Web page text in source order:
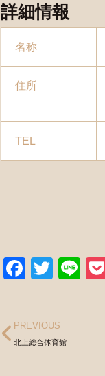
詳細情報
名称
住所
TEL
Twitter
PREVIOUS
北上総合体育館